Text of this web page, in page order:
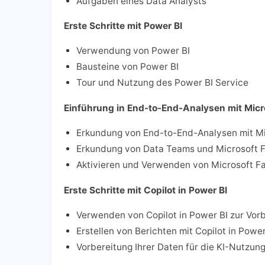
Erste Schritte mit Power BI
Verwendung von Power BI
Bausteine von Power BI
Tour und Nutzung des Power BI Service
Einführung in End-to-End-Analysen mit
Erkundung von End-to-End-Analysen mit
Erkundung von Data Teams und Microsoft
Aktivieren und Verwenden von Microsoft
Erste Schritte mit Copilot in Power BI
Verwenden von Copilot in Power BI zur
Erstellen von Berichten mit Copilot in
Vorbereitung Ihrer Daten für die KI-